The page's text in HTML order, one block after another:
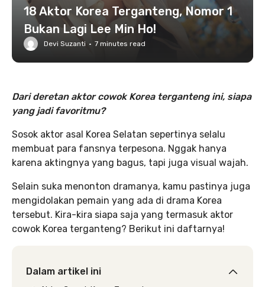
18 Aktor Korea Terganteng, Nomor 1
Bukan Lagi Lee Min Ho!
Devi Suzanti · 7 minutes read
Dari deretan aktor cowok Korea terganteng ini, siapa
yang jadi favoritmu?
Sosok aktor asal Korea Selatan sepertinya selalu
membuat para fansnya terpesona. Nggak hanya
karena aktingnya yang bagus, tapi juga visual wajah.
Selain suka menonton dramanya, kamu pastinya juga
mengidolakan pemain yang ada di drama Korea
tersebut. Kira-kira siapa saja yang termasuk aktor
cowok Korea terganteng? Berikut ini daftarnya!
Dalam artikel ini